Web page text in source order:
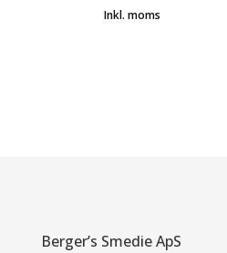
Berger’s Smedie ApS